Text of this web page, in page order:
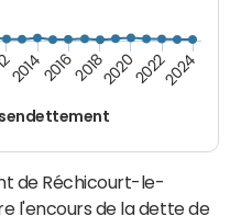
201420162018202020222024
de Réchicourt-le-
l'encours de la dette de